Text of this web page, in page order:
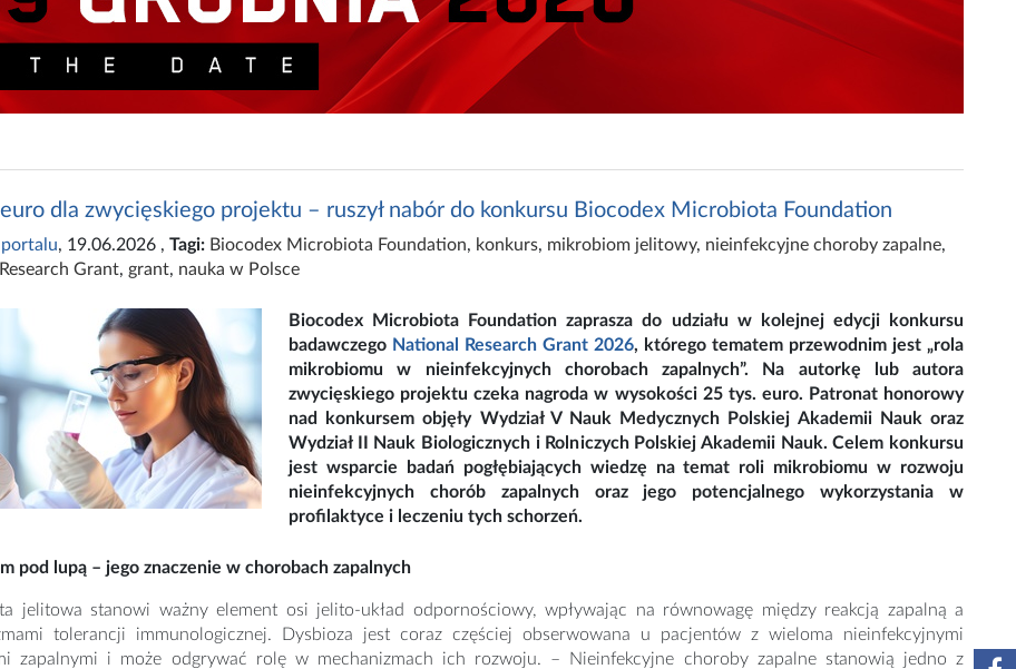
dla zwycięskiego projektu – ruszył nabór do konkursu Biocodex Microbiota Foundation
portalu, 19.06.2026 , Tagi: Biocodex Microbiota Foundation, konkurs, mikrobiom jelitowy, nieinfekcyjne choroby zapalne,
Grant, grant, nauka w Polsce
Biocodex Microbiota Foundation zaprasza do udziału w kolejnej edycji konkursu
badawczego National Research Grant 2026, którego tematem przewodnim jest „rola
mikrobiomu w nieinfekcyjnych chorobach zapalnych”. Na autorkę lub autora
zwycięskiego projektu czeka nagroda w wysokości 25 tys. euro. Patronat honorowy
nad konkursem objęły Wydział V Nauk Medycznych Polskiej Akademii Nauk oraz
Wydział II Nauk Biologicznych i Rolniczych Polskiej Akademii Nauk. Celem konkursu
jest wsparcie badań pogłębiających wiedzę na temat roli mikrobiomu w rozwoju
nieinfekcyjnych chorób zapalnych oraz jego potencjalnego wykorzystania w
profilaktyce i leczeniu tych schorzeń.
pod lupą – jego znaczenie w chorobach zapalnych
jelitowa stanowi ważny element osi jelito-układ odpornościowy, wpływając na równowagę między reakcją zapalną a
tolerancji immunologicznej. Dysbioza jest coraz częściej obserwowana u pacjentów z wieloma nieinfekcyjnymi
zapalnymi i może odgrywać rolę w mechanizmach ich rozwoju. – Nieinfekcyjne choroby zapalne stanowią jedno z